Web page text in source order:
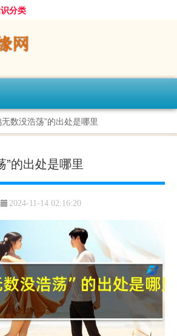
分类
无数没浩荡”的出处是哪里
”的出处是哪里
2024-11-14 02:16:20